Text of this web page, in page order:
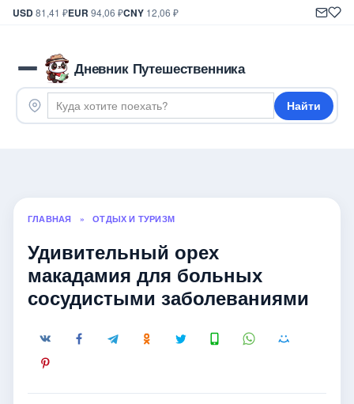
USD81,41 ₽EUR 94,06 ₽CNY 12,06 ₽
Дневник Путешественника
Найти
ГЛАВНАЯ » ОТДЫХ И ТУРИЗМ
Удивительный орех
макадамия для больных
сосудистыми заболеваниями